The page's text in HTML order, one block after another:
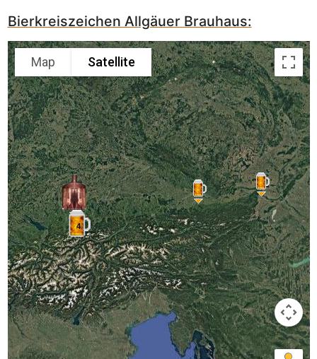
Bierkreiszeichen Allgäuer Brauhaus:
4
Map Satellite